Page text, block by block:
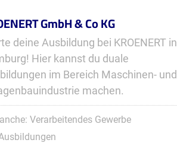
GmbH & Co KG
deine Ausbildung bei KROENERT in
Hier kannst du duale
im Bereich Maschinen- und
machen.
Verarbeitendes Gewerbe